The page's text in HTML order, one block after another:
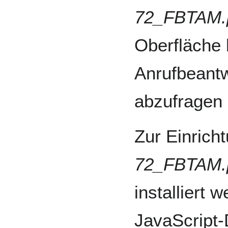
Oberfläche
Zur
installiert